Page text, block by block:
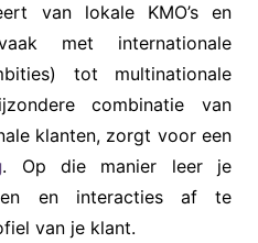
van lokale KMO’s en
met internationale
tot multinationale
combinatie van
klanten, zorgt voor een
. Op die manier leer je
en interacties af te
van je klant.